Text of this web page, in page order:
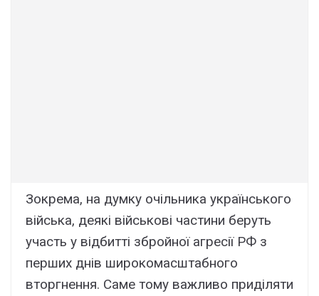
Зокрема, на думку очільника українського
війська, деякі військові частини беруть
участь у відбитті збройної агресії РФ з
перших днів широкомасштабного
вторгнення. Саме тому важливо приділяти